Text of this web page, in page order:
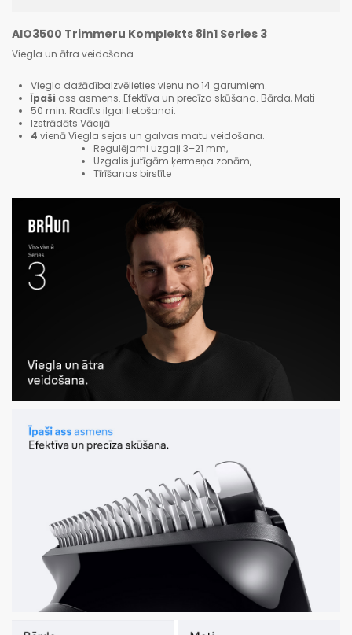
AIO3500 Trimmeru Komplekts 8in1 Series 3
Viegla un ātra veidošana.
Viegla dažādībaIzvēlieties vienu no 14 garumiem.
Īpaši ass asmens. Efektīva un precīza skūšana. Bārda, Mati
50 min. Radīts ilgai lietošanai.
Izstrādāts Vācijā
4 vienā Viegla sejas un galvas matu veidošana.
Regulējami uzgaļi 3–21 mm,
Uzgalis jutīgām ķermeņa zonām,
Tīrīšanas birstīte